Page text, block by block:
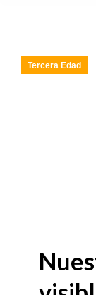
Tercera Edad